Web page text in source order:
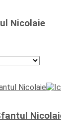
Nicolaie